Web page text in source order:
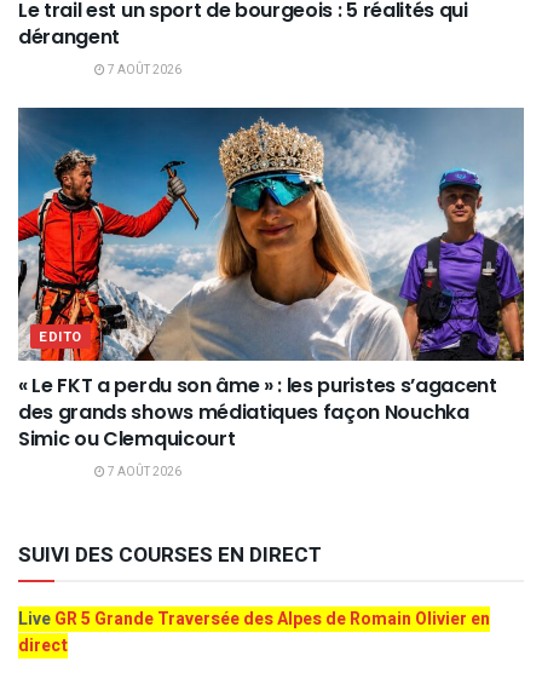
Le trail est un sport de bourgeois : 5 réalités qui
dérangent
7 AOÛT 2026
EDITO
« Le FKT a perdu son âme » : les puristes s’agacent
des grands shows médiatiques façon Nouchka
Simic ou Clemquicourt
7 AOÛT 2026
SUIVI DES COURSES EN DIRECT
LiveGR 5 Grande Traversée des Alpes de Romain Olivier en
direct